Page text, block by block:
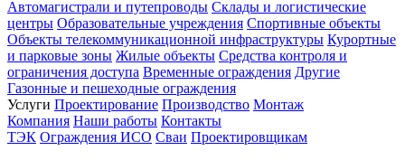
Автомагистрали и путепроводы Склады и логистические
центры Образовательные учреждения Спортивные объекты
Объекты телекоммуникационной инфраструктуры Курортные
и парковые зоны Жилые объекты Средства контроля и
ограничения доступа Временные ограждения Другие
Газонные и пешеходные ограждения
Услуги Проектирование Производство Монтаж
Компания Наши работы Контакты
ТЭК Ограждения ИСО Сваи Проектировщикам